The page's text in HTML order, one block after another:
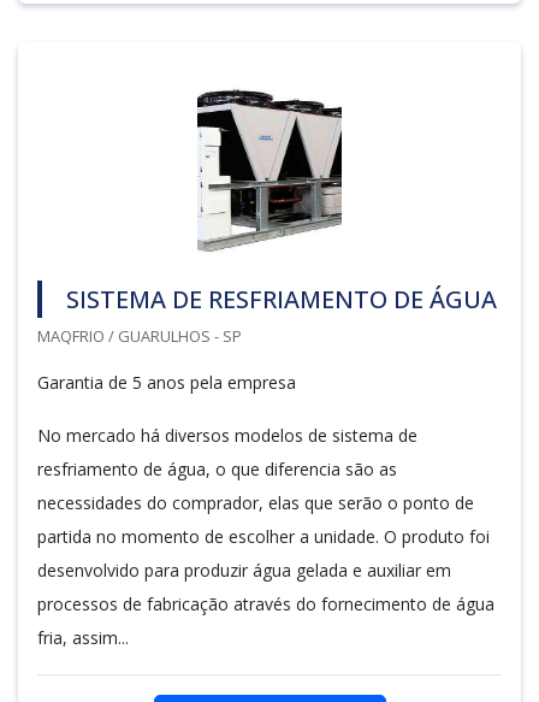
SISTEMA DE RESFRIAMENTO DE ÁGUA
MAQFRIO / GUARULHOS - SP
Garantia de 5 anos pela empresa
No mercado há diversos modelos de sistema de
resfriamento de água, o que diferencia são as
necessidades do comprador, elas que serão o ponto de
partida no momento de escolher a unidade. O produto foi
desenvolvido para produzir água gelada e auxiliar em
processos de fabricação através do fornecimento de água
fria, assim...